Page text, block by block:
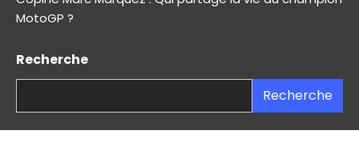
MotoGP ?
Recherche
Recherche